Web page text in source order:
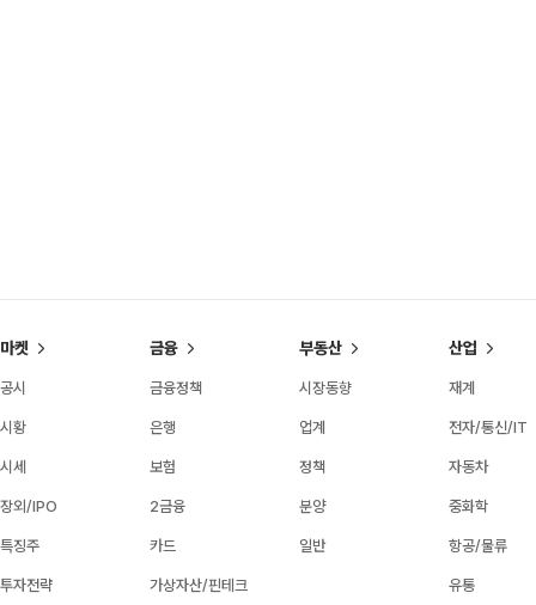
마켓
공시
시황
시세
장외/IPO
특징주
투자전략
금융
금융정책
은행
보험
2금융
카드
가상자산/핀테크
부동산
시장동향
업계
정책
분양
일반
산업
재계
전자/통신/IT
자동차
중화학
항공/물류
유통